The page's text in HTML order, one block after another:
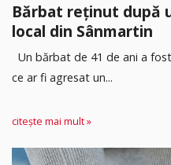
Bărbat reținut după
local din Sânmartin
Un bărbat de 41 de ani a
ce ar fi agresat un...
citește mai mult »